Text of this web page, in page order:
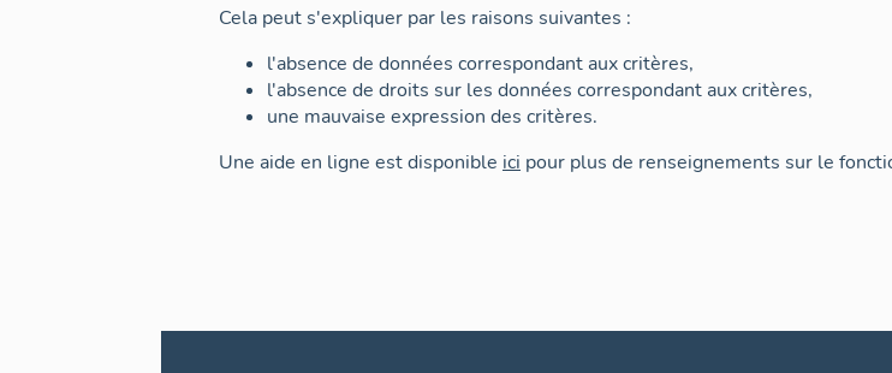
Cela peut s'expliquer par les raisons suivantes :
l'absence de données correspondant aux critères,
l'absence de droits sur les données correspondant aux critères,
une mauvaise expression des critères.
Une aide en ligne est disponible ici pour plus de renseignements sur le